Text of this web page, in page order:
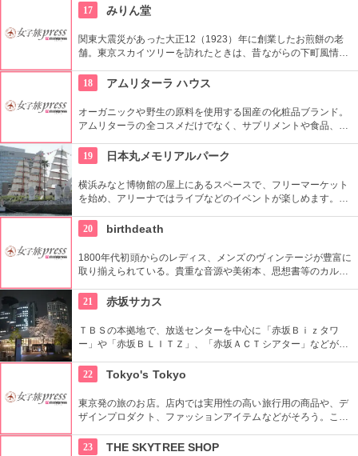
トンプソンなど、世界のグルメがカジュアルなスタイルで楽し
めます。
17 みりん堂
関東大震災があった大正12（1923）年に創業したお煎餅の老
舗。東京スカイツリーを訪れたときは、昔ながらの下町風情と
ではぬれ煎餅にアイスクリームをはさんだ「ぬれソフト」も人
気。
18 アムリターラ ハウス
オーガニックや野生の原料を使用する国産の化粧品ブランド。
アムリターラの全コスメだけでなく、サプリメントや食品、雑
っている。
19 日本丸メモリアルパーク
横浜みなと博物館の屋上にあるスペースで、フリーマーケット
を始め、アリーナではライブなどのイベントが楽しめます。も
財に指定されています。
20 birthdeath
1800年代初頭からのレディス、メンズのヴィンテージが豊富に
取り揃えられている。貴重な音源や美術本、思想書等のカルチ
21
赤坂サカス
ＴＢＳの本拠地で、放送センターを中心に「赤坂Ｂｉｚタワ
ー」や「赤坂ＢＬＩＴＺ」、「赤坂ＡＣＴシアター」などが揃
22
Tokyo's Tokyo
東京発の旅のお店。店内では実用性の高い旅行用の商品や、デ
ザインプロダクト、ファッションアイテムなどがそろう。これ
されている。
23 THE SKYTREE SHOP